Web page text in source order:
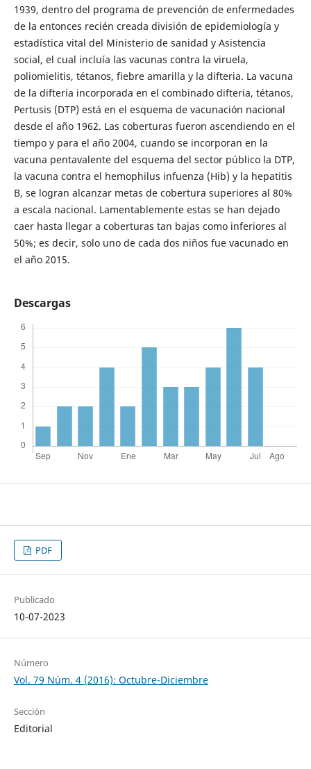
1939, dentro del programa de prevención de enfermedades
de la entonces recién creada división de epidemiología y
estadística vital del Ministerio de sanidad y Asistencia
social, el cual incluía las vacunas contra la viruela,
poliomielitis, tétanos, fiebre amarilla y la difteria. La vacuna
de la difteria incorporada en el combinado difteria, tétanos,
Pertusis (DTP) está en el esquema de vacunación nacional
desde el año 1962. Las coberturas fueron ascendiendo en el
tiempo y para el año 2004, cuando se incorporan en la
vacuna pentavalente del esquema del sector público la DTP,
la vacuna contra el hemophilus infuenza (Hib) y la hepatitis
B, se logran alcanzar metas de cobertura superiores al 80%
a escala nacional. Lamentablemente estas se han dejado
caer hasta llegar a coberturas tan bajas como inferiores al
50%; es decir, solo uno de cada dos niños fue vacunado en
el año 2015.
Descargas
PDF
Publicado
10-07-2023
Número
Vol. 79 Núm. 4 (2016): Octubre-Diciembre
Sección
Editorial